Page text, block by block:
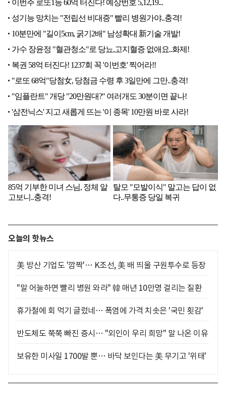
오늘의 핫뉴스
美 방산 기업도 '깜짝'… K조선, 美 배 띄울 구원투수로 등장
"말 어눌하면 빨리 병원 와라" 韓 매년 10만명 걸리는 질환
휴가철에 회 먹기 글렀네… 폭염에 가격 치솟은 '국민 횟감'
반도체도 쭉쭉 빠진 증시… "외인이 우리 희망" 말 나온 이유
보유한 미사일 1700발 뿐… 바닥 보인다는 美 무기고 '위태'